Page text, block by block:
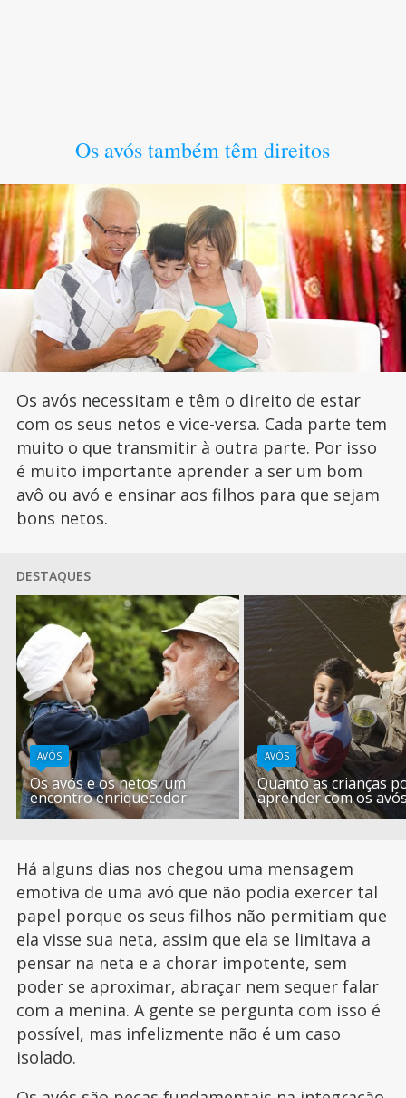
Os avós também têm direitos
Os avós necessitam e têm o direito de estar
com os seus netos e vice-versa. Cada parte tem
muito o que transmitir à outra parte. Por isso
é muito importante aprender a ser um bom
avô ou avó e ensinar aos filhos para que sejam
bons netos.
DESTAQUES
AVÓS
Os avós e os netos: um
encontro enriquecedor
AVÓS
Quanto as crianças
aprender com os
Há alguns dias nos chegou uma mensagem
emotiva de uma avó que não podia exercer tal
papel porque os seus filhos não permitiam que
ela visse sua neta, assim que ela se limitava a
pensar na neta e a chorar impotente, sem
poder se aproximar, abraçar nem sequer falar
com a menina. A gente se pergunta com isso é
possível, mas infelizmente não é um caso
isolado.